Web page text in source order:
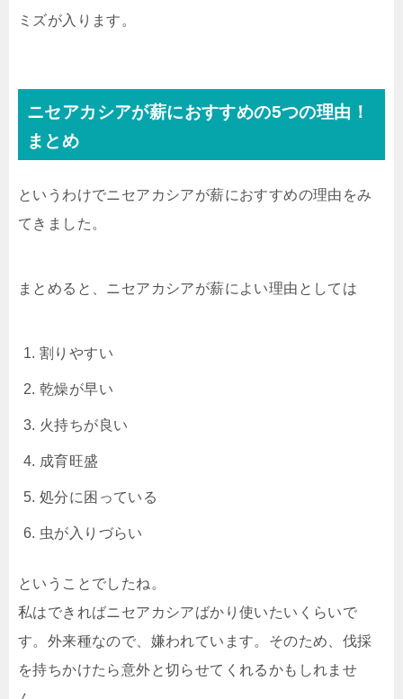
ミズが入ります。
ニセアカシアが薪におすすめの5つの理由！
まとめ
というわけでニセアカシアが薪におすすめの理由をみ
てきました。
まとめると、ニセアカシアが薪によい理由としては
割りやすい
乾燥が早い
火持ちが良い
成育旺盛
処分に困っている
虫が入りづらい
ということでしたね。
私はできればニセアカシアばかり使いたいくらいで
す。外来種なので、嫌われています。そのため、伐採
を持ちかけたら意外と切らせてくれるかもしれませ